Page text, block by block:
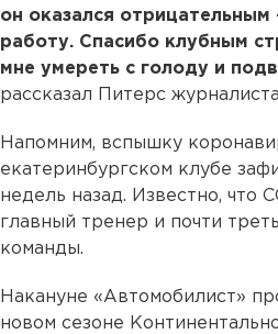
он оказался отрицательным
работу. Спасибо клубным
мне умереть с голоду и
рассказал Питерс
Напомним, вспышку
екатеринбургском клубе
недель назад. Известно, что
главный тренер и почти
команды.
Накануне «Автомобилист»
новом сезоне